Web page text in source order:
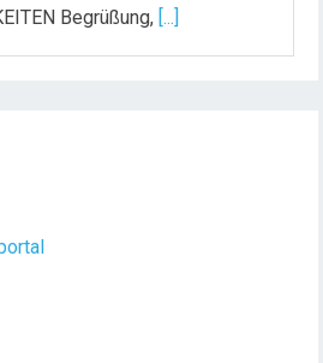
Begrüßung, [...]
Gelände eines